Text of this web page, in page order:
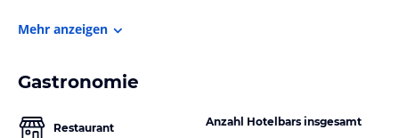
Mehr anzeigen
Gastronomie
Restaurant
Anzahl Hotelbars insgesamt